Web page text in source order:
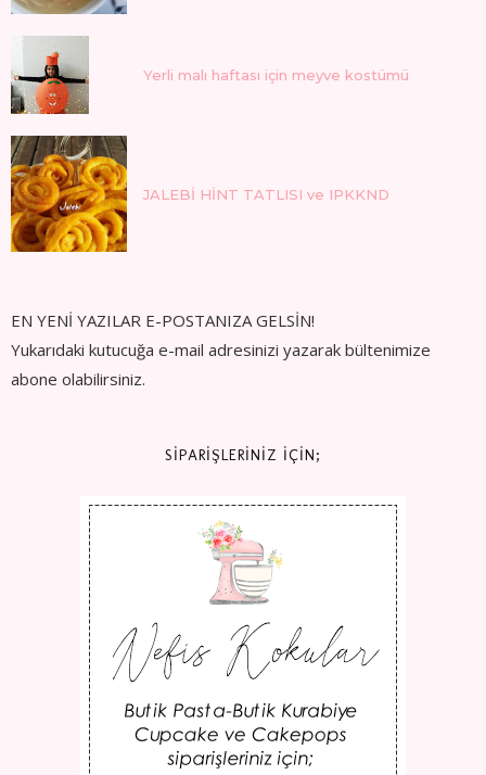
Yerli malı haftası için meyve kostümü
JALEBİ HİNT TATLISI ve IPKKND
EN YENİ YAZILAR E-POSTANIZA GELSİN!
Yukarıdaki kutucuğa e-mail adresinizi yazarak bültenimize
abone olabilirsiniz.
SİPARİŞLERİNİZ İÇİN;